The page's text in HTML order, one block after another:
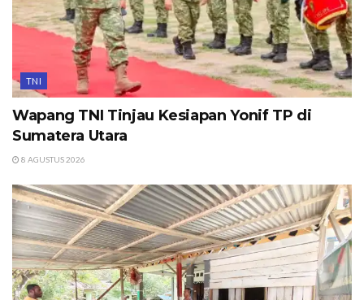
TNI
Wapang TNI Tinjau Kesiapan Yonif TP di
Sumatera Utara
8 AGUSTUS 2026